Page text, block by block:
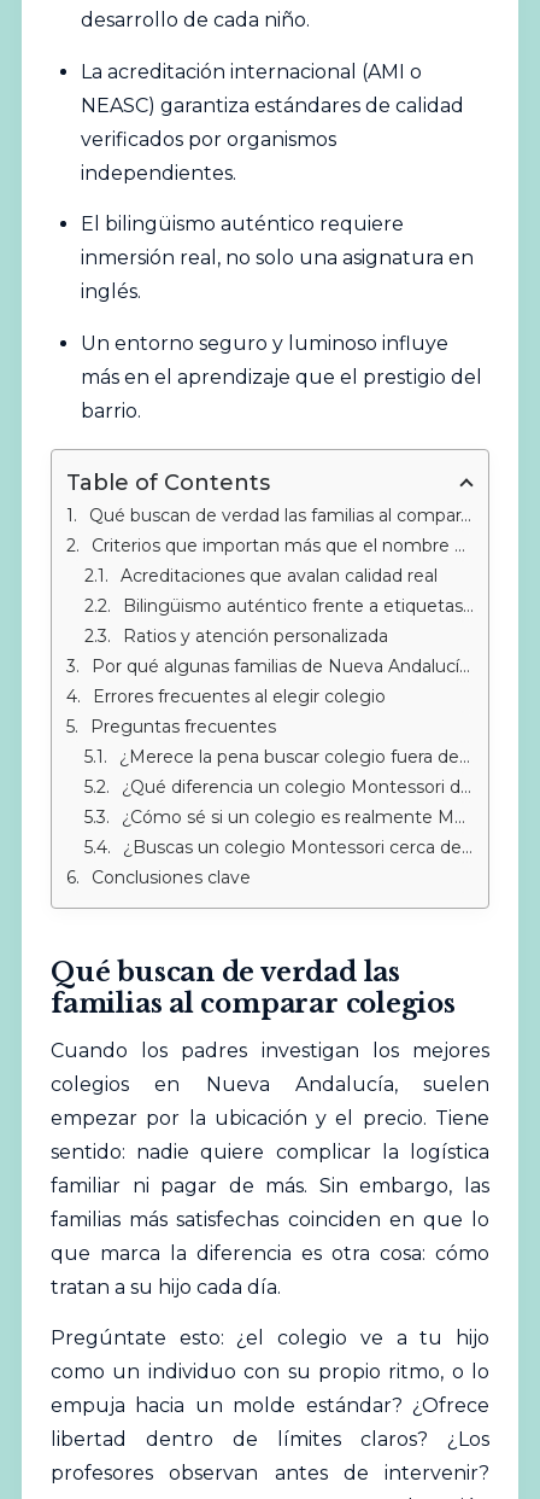
desarrollo de cada niño.
La acreditación internacional (AMI o
NEASC) garantiza estándares de calidad
verificados por organismos
independientes.
El bilingüismo auténtico requiere
inmersión real, no solo una asignatura en
inglés.
Un entorno seguro y luminoso influye
más en el aprendizaje que el prestigio del
barrio.
Table of Contents
Qué buscan de verdad las familias al comparar colegios
Criterios que importan más que el nombre del colegio
Acreditaciones que avalan calidad real
Bilingüismo auténtico frente a etiquetas vacías
Ratios y atención personalizada
Por qué algunas familias de Nueva Andalucía eligen Sotogrande
Errores frecuentes al elegir colegio
Preguntas frecuentes
¿Merece la pena buscar colegio fuera de Nueva Andalucía?
¿Qué diferencia un colegio Montessori de uno tradicional?
¿Cómo sé si un colegio es realmente Montessori?
¿Buscas un colegio Montessori cerca de Sotogrande?
Conclusiones clave
Qué buscan de verdad las
familias al comparar colegios
Cuando los padres investigan los mejores
colegios en Nueva Andalucía, suelen
empezar por la ubicación y el precio. Tiene
sentido: nadie quiere complicar la logística
familiar ni pagar de más. Sin embargo, las
familias más satisfechas coinciden en que lo
que marca la diferencia es otra cosa: cómo
tratan a su hijo cada día.
Pregúntate esto: ¿el colegio ve a tu hijo
como un individuo con su propio ritmo, o lo
empuja hacia un molde estándar? ¿Ofrece
libertad dentro de límites claros? ¿Los
profesores observan antes de intervenir?